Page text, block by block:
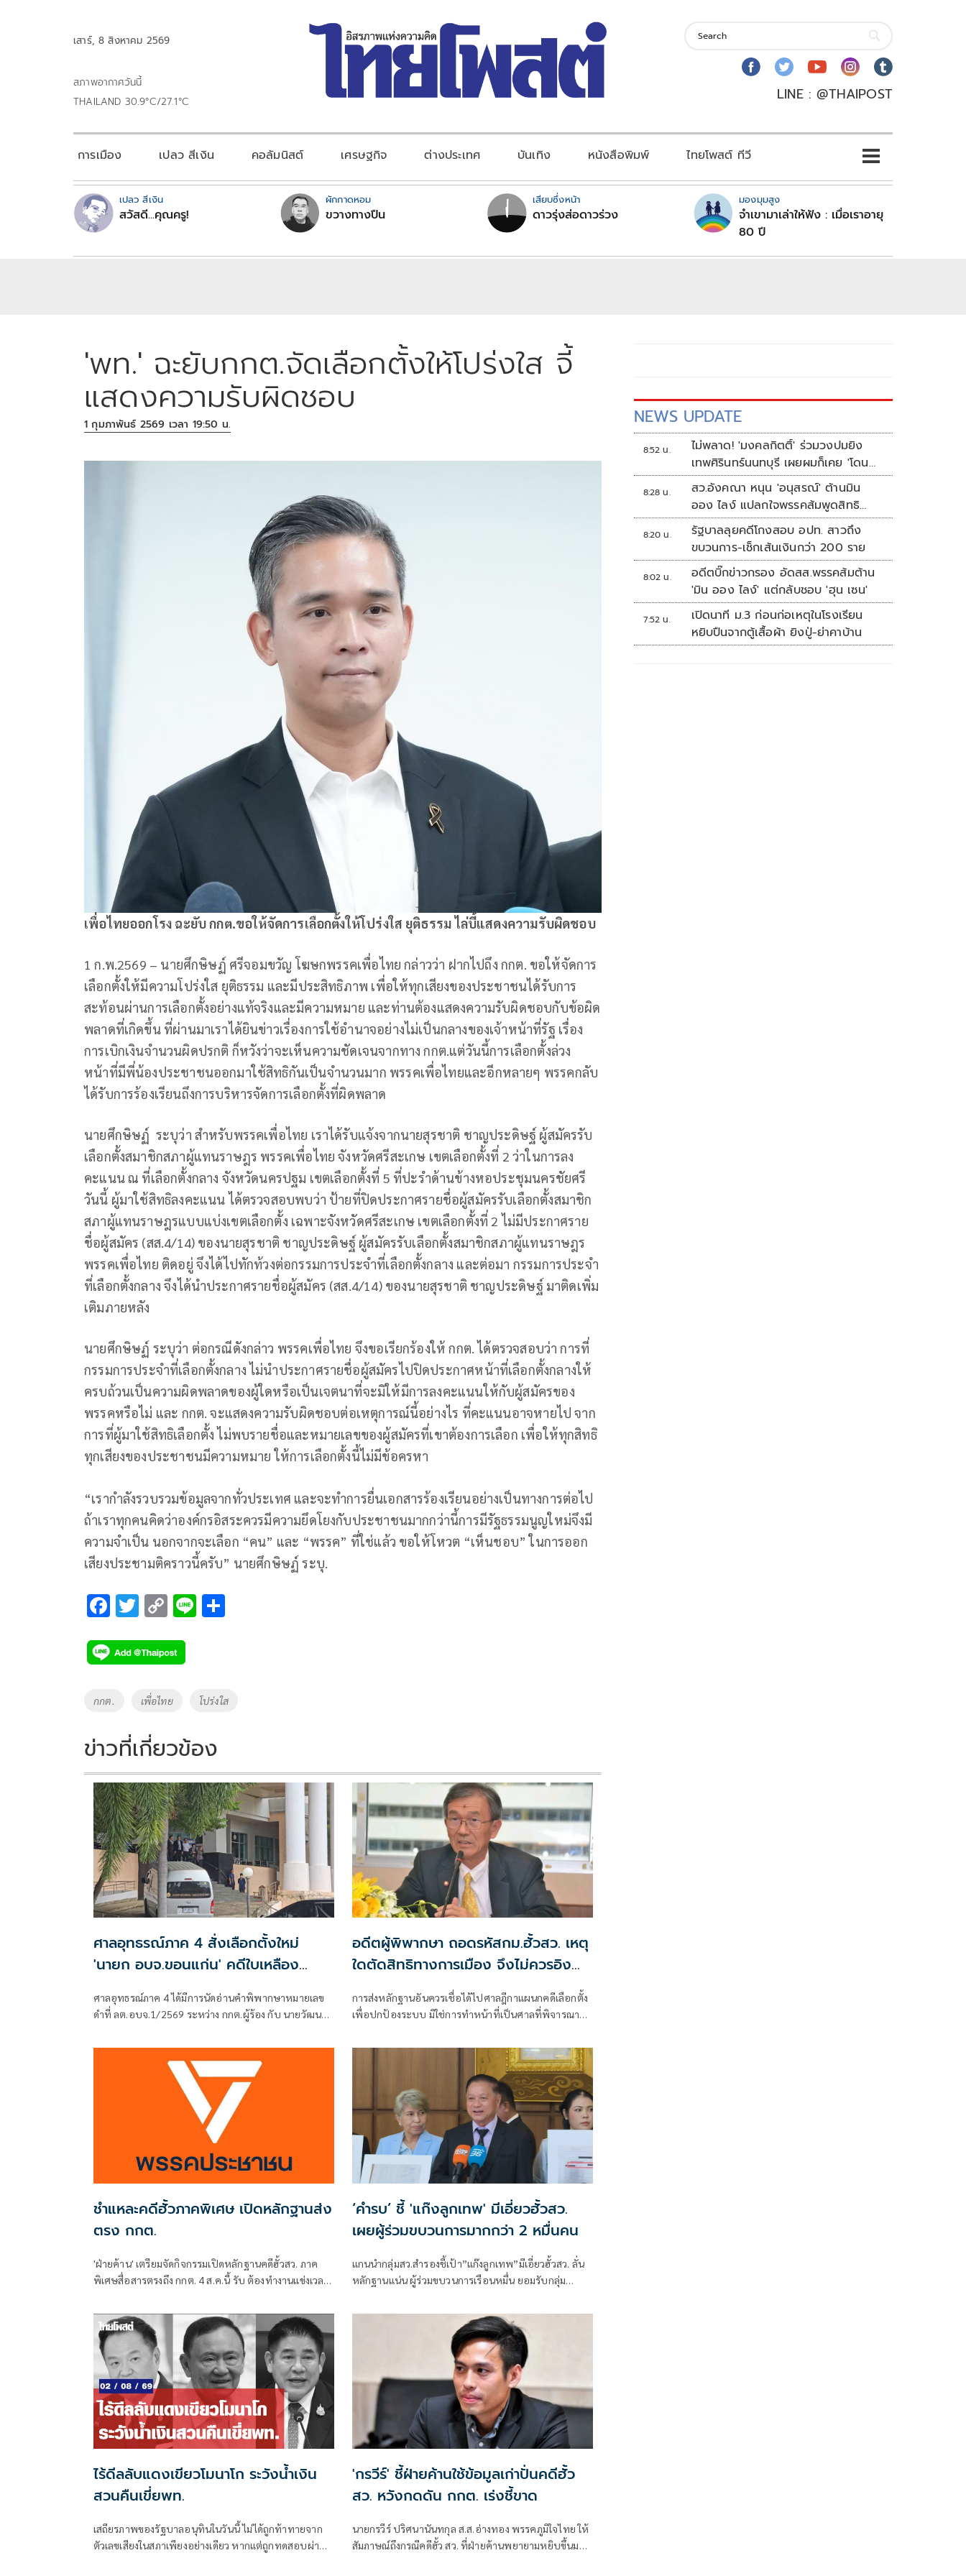
เสาร์, 8 สิงหาคม 2569
สภาพอากาศวันนี้
THAILAND 30.9°C/27.1°C
LINE : @THAIPOST
การเมือง เปลว สีเงิน คอลัมนิสต์ เศรษฐกิจ ต่างประเทศ บันเทิง หนังสือพิมพ์ ไทยโพสต์ ทีวี
เปลว สีเงิน
สวัสดี...คุณครู!
ผักกาดหอม
ขวางทางปืน
เสียบซึ่งหน้า
ดาวรุ่งส่อดาวร่วง
มองมุมสูง
จำเขามาเล่าให้ฟัง : เมื่อเราอายุ
80 ปี
'พท.' ฉะยับกกต.จัดเลือกตั้งให้โปร่งใส จี้
แสดงความรับผิดชอบ
1 กุมภาพันธ์ 2569 เวลา 19:50 น.
เพื่อไทยออกโรง ฉะยับ กกต.ขอให้จัดการเลือกตั้งให้โปร่งใส ยุติธรรม ไล่บี้แสดงความรับผิดชอบ
1 ก.พ.2569 – นายศึกษิษฏ์ ศรีจอมขวัญ โฆษกพรรคเพื่อไทย กล่าวว่า ฝากไปถึง กกต. ขอให้จัดการ
เลือกตั้งให้มีความโปร่งใส ยุติธรรม และมีประสิทธิภาพ เพื่อให้ทุกเสียงของประชาชนได้รับการ
สะท้อนผ่านการเลือกตั้งอย่างแท้จริงและมีความหมาย และท่านต้องแสดงความรับผิดชอบกับข้อผิด
พลาดที่เกิดขึ้น ที่ผ่านมาเราได้ยินข่าวเรื่องการใช้อำนาจอย่างไม่เป็นกลางของเจ้าหน้าที่รัฐ เรื่อง
การเบิกเงินจำนวนผิดปรกติ ก็หวังว่าจะเห็นความชัดเจนจากทาง กกต.แต่วันนี้การเลือกตั้งล่วง
หน้าที่มีพี่น้องประชาชนออกมาใช้สิทธิกันเป็นจำนวนมาก พรรคเพื่อไทยและอีกหลายๆ พรรคกลับ
ได้รับการร้องเรียนถึงการบริหารจัดการเลือกตั้งที่ผิดพลาด
นายศึกษิษฏ์ ระบุว่า สำหรับพรรคเพื่อไทย เราได้รับแจ้งจากนายสุรชาติ ชาญประดิษฐ์ ผู้สมัครรับ
เลือกตั้งสมาชิกสภาผู้แทนราษฎร พรรคเพื่อไทย จังหวัดศรีสะเกษ เขตเลือกตั้งที่ 2 ว่าในการลง
คะแนน ณ ที่เลือกตั้งกลาง จังหวัดนครปฐม เขตเลือกตั้งที่ 5 ที่ปะรำด้านข้างหอประชุมนครชัยศรี
วันนี้ ผู้มาใช้สิทธิลงคะแนน ได้ตรวจสอบพบว่า ป้ายที่ปิดประกาศรายชื่อผู้สมัครรับเลือกตั้งสมาชิก
สภาผู้แทนราษฎรแบบแบ่งเขตเลือกตั้ง เฉพาะจังหวัดศรีสะเกษ เขตเลือกตั้งที่ 2 ไม่มีประกาศราย
ชื่อผู้สมัคร (สส.4/14) ของนายสุรชาติ ชาญประดิษฐ์ ผู้สมัครรับเลือกตั้งสมาชิกสภาผู้แทนราษฎร
พรรคเพื่อไทย ติดอยู่ จึงได้ไปทักท้วงต่อกรรมการประจำที่เลือกตั้งกลาง และต่อมา กรรมการประจำ
ที่เลือกตั้งกลาง จึงได้นำประกาศรายชื่อผู้สมัคร (สส.4/14) ของนายสุรชาติ ชาญประดิษฐ์ มาติดเพิ่ม
เติมภายหลัง
นายศึกษิษฏ์ ระบุว่า ต่อกรณีดังกล่าว พรรคเพื่อไทย จึงขอเรียกร้องให้ กกต. ได้ตรวจสอบว่า การที่
กรรมการประจำที่เลือกตั้งกลาง ไม่นำประกาศรายชื่อผู้สมัครไปปิดประกาศหน้าที่เลือกตั้งกลางให้
ครบถ้วนเป็นความผิดพลาดของผู้ใดหรือเป็นเจตนาที่จะมิให้มีการลงคะแนนให้กับผู้สมัครของ
พรรคหรือไม่ และ กกต. จะแสดงความรับผิดชอบต่อเหตุการณ์นี้อย่างไร ที่คะแนนอาจหายไป จาก
การที่ผู้มาใช้สิทธิเลือกตั้ง ไม่พบรายชื่อและหมายเลขของผู้สมัครที่เขาต้องการเลือก เพื่อให้ทุกสิทธิ
ทุกเสียงของประชาชนมีความหมาย ให้การเลือกตั้งนี้ไม่มีข้อครหา
“เรากำลังรวบรวมข้อมูลจากทั่วประเทศ และจะทำการยื่นเอกสารร้องเรียนอย่างเป็นทางการต่อไป
ถ้าเราทุกคนคิดว่าองค์กรอิสระควรมีความยึดโยงกับประชาชนมากกว่านี้การมีรัฐธรรมนูญใหม่จึงมี
ความจำเป็น นอกจากจะเลือก “คน” และ “พรรค” ที่ใช่แล้ว ขอให้โหวต “เห็นชอบ” ในการออก
เสียงประชามติคราวนี้ครับ” นายศึกษิษฏ์ ระบุ.
F
e
b
o
k
T
tt
er
C
p
y
Li
k
Li
Tags
กกต. เพื่อไทย โปร่งใส
ข่าวที่เกี่ยวข้อง
ศาลอุทธรณ์ภาค 4 สั่งเลือกตั้งใหม่
'นายก อบจ.ขอนแก่น' คดีใบเหลือง
ศาลอุทธรณ์ภาค 4 ได้มีการนัดอ่านคำพิพากษาหมายเลข
ดำที่ ลต.อบจ.1/2569 ระหว่าง กกต.ผู้ร้อง กับ นายวัฒนา
ถิ่นหรือผู้บริหารท้องถิ่น (ขอให้มีการเลือกตั้ง นายก
อดีตผู้พิพากษา ถอดรหัสกม.ฮั้วสว. เหตุ
ใดตัดสิทธิทางการเมือง จึงไม่ควรอิง
มาตรฐานเดียวกับคดีอาญา
การส่งหลักฐานอันควรเชื่อได้ไปศาลฎีกาแผนกคดีเลือกตั้ง
เพื่อปกป้องระบบ มิใช่การทำหน้าที่เป็นศาลที่พิจารณาคดี
ชำแหละคดีฮั้วภาคพิเศษ เปิดหลักฐานส่ง
ตรง กกต.
'ฝ่ายค้าน' เตรียมจัดกิจกรรมเปิดหลักฐานคดีฮั้วสว. ภาค
พิเศษสื่อสารตรงถึง กกต. 4 ส.ค.นี้ รับ ต้องทำงานแข่งเวลา
เข้าข่ายละเว้นการปฏิบัติหน้าที่หรือไม่
‘คำรบ’ ชี้ 'แก๊งลูกเทพ' มีเอี่ยวฮั้วสว.
เผยผู้ร่วมขบวนการมากกว่า 2 หมื่นคน
แกนนำกลุ่มสว.สำรองชี้เป้า”แก๊งลูกเทพ”มีเอี่ยวฮั้วสว. ลั่น
หลักฐานแน่น ผู้ร่วมขบวนการเรือนหมื่น ยอมรับกลุ่ม
เตือนกกต.หากไม่ส่งศาลฎีกาสอย 138 สว.โดนร้องเอาผิด
ไร้ดีลลับแดงเขียวโมนาโก ระวังน้ำเงิน
สวนคืนเขี่ยพท.
เสถียรภาพของรัฐบาลอนุทินในวันนี้ ไม่ได้ถูกท้าทายจาก
ตัวเลขเสียงในสภาเพียงอย่างเดียว หากแต่ถูกทดสอบผ่าน
'กรวีร์' ชี้ฝ่ายค้านใช้ข้อมูลเก่าปั่นคดีฮั้ว
สว. หวังกดดัน กกต. เร่งชี้ขาด
นายกรวีร์ ปริศนานันทกุล ส.ส.อ่างทอง พรรคภูมิใจไทย ให้
สัมภาษณ์ถึงกรณีคดีฮั้ว สว. ที่ฝ่ายค้านพยายามหยิบขึ้นมา
NEWS UPDATE
8:52 น.
ไม่พลาด! 'มงคลกิตติ์' ร่วมวงปมยิง
เทพศิรินทร์นนทบุรี เผยผมก็เคย 'โดน
เล่น'
8:28 น.
สว.อังคณา หนุน 'อนุสรณ์' ต้านมิน
ออง ไลง์ แปลกใจพรรคส้มพูดสิทธิ
มนุษยชนแต่กลับเงียบ
8:20 น.
รัฐบาลลุยคดีโกงสอบ อปท. สาวถึง
ขบวนการ-เช็กเส้นเงินกว่า 200 ราย
8:02 น.
อดีตบิ๊กข่าวกรอง อัดสส.พรรคส้มต้าน
'มิน ออง ไลง์' แต่กลับชอบ 'ฮุน เซน'
7:52 น.
เปิดนาที ม.3 ก่อนก่อเหตุในโรงเรียน
หยิบปืนจากตู้เสื้อผ้า ยิงปู่-ย่าคาบ้าน